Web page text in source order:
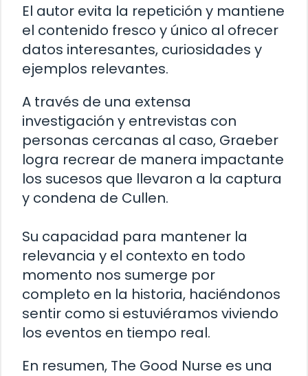
El autor evita la repetición y mantiene
el contenido fresco y único al ofrecer
datos interesantes, curiosidades y
ejemplos relevantes.
A través de una extensa
investigación y entrevistas con
personas cercanas al caso, Graeber
logra recrear de manera impactante
los sucesos que llevaron a la captura
y condena de Cullen.
Su capacidad para mantener la
relevancia y el contexto en todo
momento nos sumerge por
completo en la historia, haciéndonos
sentir como si estuviéramos viviendo
los eventos en tiempo real.
En resumen, The Good Nurse es una